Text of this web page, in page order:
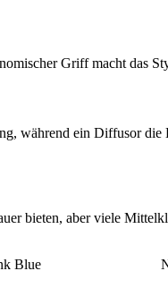
Griff macht das
während ein Diffusor
bieten, aber viele
Blue